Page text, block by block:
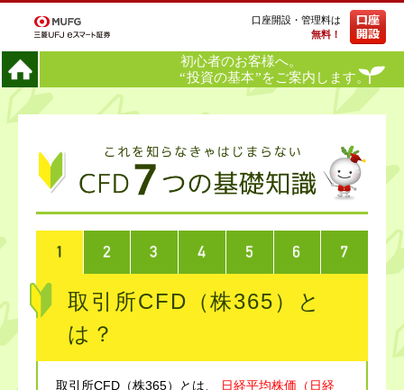
口座開設・管理料は
無料！
取引所CFD（株365）と
は？
取引所CFD（株365）とは、
日経平均株価（日経